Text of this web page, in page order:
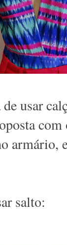
usar
armário,
salto: